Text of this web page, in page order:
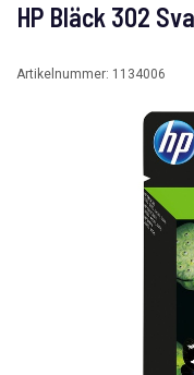
HP Bläck 302
Artikelnummer: 1134006